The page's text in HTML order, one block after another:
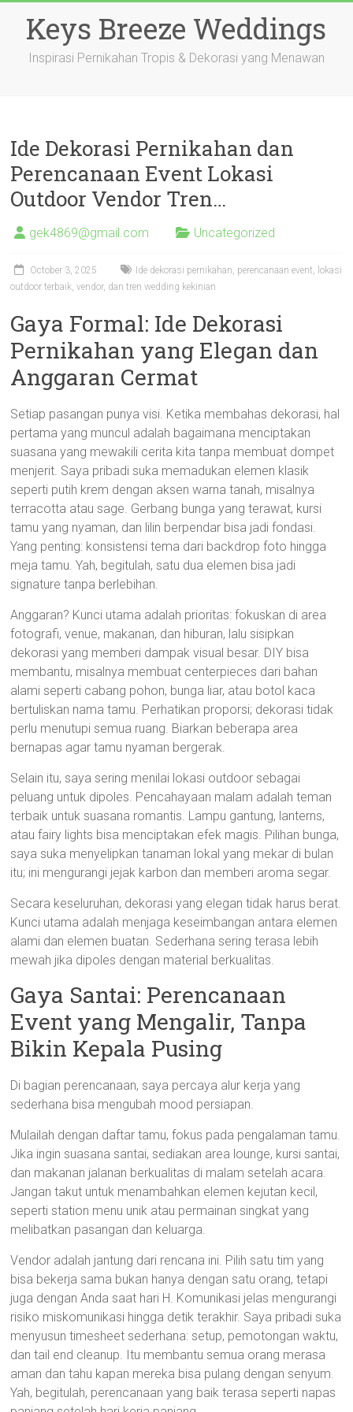
contentKeys Breeze Weddings
Inspirasi Pernikahan Tropis & Dekorasi yang Menawan
Ide Dekorasi Pernikahan dan
Perencanaan Event Lokasi
Outdoor Vendor Tren…
gek4869@gmail.com Uncategorized
October 3, 2025
Ide dekorasi pernikahan, perencanaan event, lokasi
outdoor terbaik, vendor, dan tren wedding kekinian
Gaya Formal: Ide Dekorasi
Pernikahan yang Elegan dan
Anggaran Cermat
Setiap pasangan punya visi. Ketika membahas dekorasi, hal
pertama yang muncul adalah bagaimana menciptakan
suasana yang mewakili cerita kita tanpa membuat dompet
menjerit. Saya pribadi suka memadukan elemen klasik
seperti putih krem dengan aksen warna tanah, misalnya
terracotta atau sage. Gerbang bunga yang terawat, kursi
tamu yang nyaman, dan lilin berpendar bisa jadi fondasi.
Yang penting: konsistensi tema dari backdrop foto hingga
meja tamu. Yah, begitulah, satu dua elemen bisa jadi
signature tanpa berlebihan.
Anggaran? Kunci utama adalah prioritas: fokuskan di area
fotografi, venue, makanan, dan hiburan, lalu sisipkan
dekorasi yang memberi dampak visual besar. DIY bisa
membantu, misalnya membuat centerpieces dari bahan
alami seperti cabang pohon, bunga liar, atau botol kaca
bertuliskan nama tamu. Perhatikan proporsi; dekorasi tidak
perlu menutupi semua ruang. Biarkan beberapa area
bernapas agar tamu nyaman bergerak.
Selain itu, saya sering menilai lokasi outdoor sebagai
peluang untuk dipoles. Pencahayaan malam adalah teman
terbaik untuk suasana romantis. Lampu gantung, lanterns,
atau fairy lights bisa menciptakan efek magis. Pilihan bunga,
saya suka menyelipkan tanaman lokal yang mekar di bulan
itu; ini mengurangi jejak karbon dan memberi aroma segar.
Secara keseluruhan, dekorasi yang elegan tidak harus berat.
Kunci utama adalah menjaga keseimbangan antara elemen
alami dan elemen buatan. Sederhana sering terasa lebih
mewah jika dipoles dengan material berkualitas.
Gaya Santai: Perencanaan
Event yang Mengalir, Tanpa
Bikin Kepala Pusing
Di bagian perencanaan, saya percaya alur kerja yang
sederhana bisa mengubah mood persiapan.
Mulailah dengan daftar tamu, fokus pada pengalaman tamu.
Jika ingin suasana santai, sediakan area lounge, kursi santai,
dan makanan jalanan berkualitas di malam setelah acara.
Jangan takut untuk menambahkan elemen kejutan kecil,
seperti station menu unik atau permainan singkat yang
melibatkan pasangan dan keluarga.
Vendor adalah jantung dari rencana ini. Pilih satu tim yang
bisa bekerja sama bukan hanya dengan satu orang, tetapi
juga dengan Anda saat hari H. Komunikasi jelas mengurangi
risiko miskomunikasi hingga detik terakhir. Saya pribadi suka
menyusun timesheet sederhana: setup, pemotongan waktu,
dan tail end cleanup. Itu membantu semua orang merasa
aman dan tahu kapan mereka bisa pulang dengan senyum.
Yah, begitulah, perencanaan yang baik terasa seperti napas